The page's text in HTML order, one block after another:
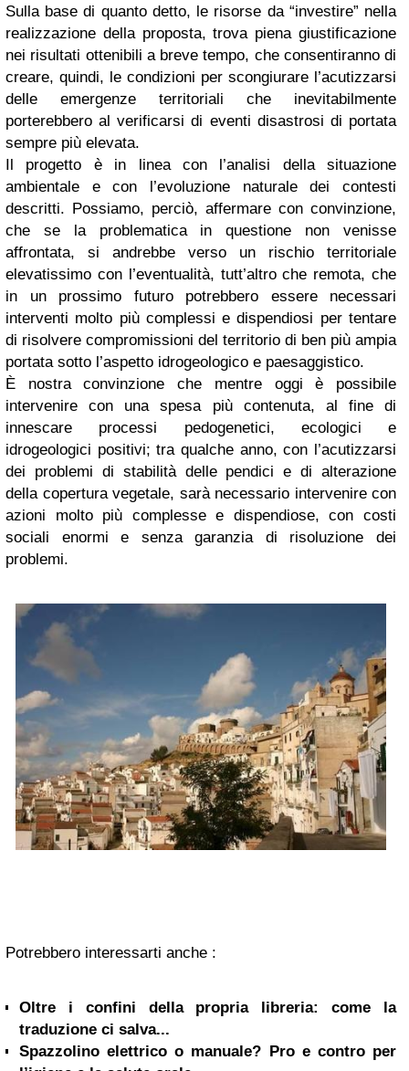
Sulla base di quanto detto, le risorse da “investire” nella
realizzazione della proposta, trova piena giustificazione
nei risultati ottenibili a breve tempo, che consentiranno di
creare, quindi, le condizioni per scongiurare l’acutizzarsi
delle emergenze territoriali che inevitabilmente
porterebbero al verificarsi di eventi disastrosi di portata
sempre più elevata.
Il progetto è in linea con l’analisi della situazione
ambientale e con l’evoluzione naturale dei contesti
descritti. Possiamo, perciò, affermare con convinzione,
che se la problematica in questione non venisse
affrontata, si andrebbe verso un rischio territoriale
elevatissimo con l’eventualità, tutt’altro che remota, che
in un prossimo futuro potrebbero essere necessari
interventi molto più complessi e dispendiosi per tentare
di risolvere compromissioni del territorio di ben più ampia
portata sotto l’aspetto idrogeologico e paesaggistico.
È nostra convinzione che mentre oggi è possibile
intervenire con una spesa più contenuta, al fine di
innescare processi pedogenetici, ecologici e
idrogeologici positivi; tra qualche anno, con l’acutizzarsi
dei problemi di stabilità delle pendici e di alterazione
della copertura vegetale, sarà necessario intervenire con
azioni molto più complesse e dispendiose, con costi
sociali enormi e senza garanzia di risoluzione dei
problemi.
Potrebbero interessarti anche :
Oltre i confini della propria libreria: come la
traduzione ci salva...
Spazzolino elettrico o manuale? Pro e contro per